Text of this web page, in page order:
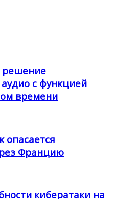
решение
с функцией
времени
опасается
Францию
кибератаки на